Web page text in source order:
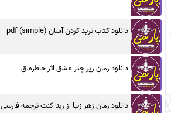
دانلود کتاب ترید کردن آسان (simple) pdf
دانلود رمان زیر چتر عشق اثر خاطره.ق
دانلود رمان زهر زیبا از رینا کنت ترجمه فارسی